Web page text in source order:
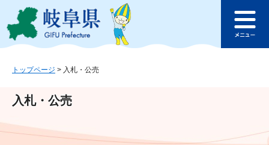
ジ
ュ
文
このページの本文へ
ュ
トップページ > 入札・公売
入札・公売